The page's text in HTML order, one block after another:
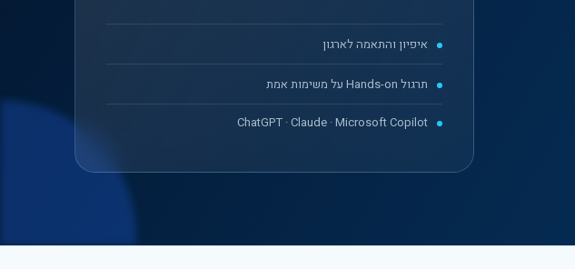
איפיון והתאמה לארגון
תרגול Hands-on על משימות אמת
ChatGPT · Claude · Microsoft Copilot